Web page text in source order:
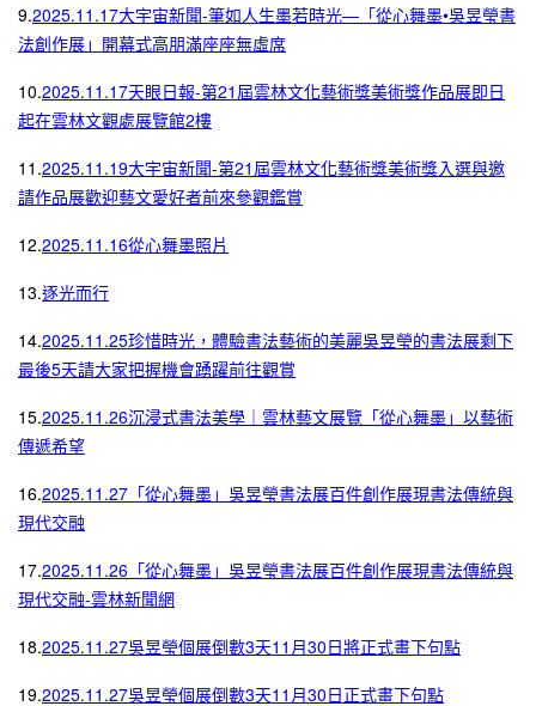
9.2025.11.17大宇宙新聞-筆如人生墨若時光—「從心舞墨•吳昱瑩書
法創作展」開幕式高朋滿座座無虛席
10.2025.11.17天眼日報-第21屆雲林文化藝術獎美術獎作品展即日
起在雲林文觀處展覽館2樓
11.2025.11.19大宇宙新聞-第21屆雲林文化藝術獎美術獎入選與邀
請作品展歡迎藝文愛好者前來參觀鑑賞
12.2025.11.16從心舞墨照片
13.逐光而行
14.2025.11.25珍惜時光，體驗書法藝術的美麗吳昱瑩的書法展剩下
最後5天請大家把握機會踴躍前往觀賞
15.2025.11.26沉浸式書法美學｜雲林藝文展覽「從心舞墨」以藝術
傳遞希望
16.2025.11.27「從心舞墨」吳昱瑩書法展百件創作展現書法傳統與
現代交融
17.2025.11.26「從心舞墨」吳昱瑩書法展百件創作展現書法傳統與
現代交融-雲林新聞網
18.2025.11.27吳昱瑩個展倒數3天11月30日將正式畫下句點
19.2025.11.27吳昱瑩個展倒數3天11月30日正式畫下句點